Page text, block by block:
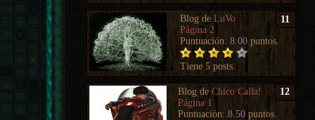
11
Blog deLuVo
Página 2
Puntuación:8.00 puntos.
Tiene5 posts.
12
Blog deChico Calla!
Página 1
Puntuación:8.50 puntos.